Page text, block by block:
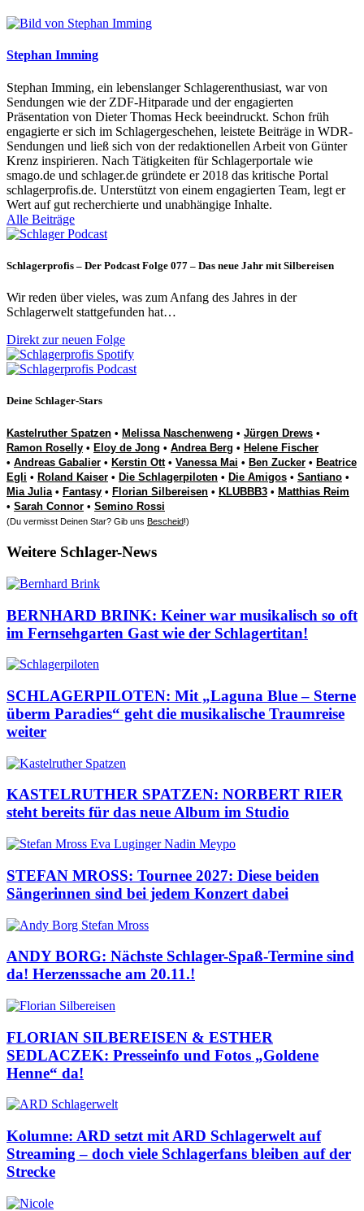
Stephan Imming
Stephan Imming, ein lebenslanger Schlagerenthusiast, war von
Sendungen wie der ZDF-Hitparade und der engagierten
Präsentation von Dieter Thomas Heck beeindruckt. Schon früh
engagierte er sich im Schlagergeschehen, leistete Beiträge in WDR-
Sendungen und ließ sich von der redaktionellen Arbeit von Günter
Krenz inspirieren. Nach Tätigkeiten für Schlagerportale wie
smago.de und schlager.de gründete er 2018 das kritische Portal
schlagerprofis.de. Unterstützt von einem engagierten Team, legt er
Wert auf gut recherchierte und unabhängige Inhalte.
Alle Beiträge
Schlagerprofis – Der Podcast Folge 077 – Das neue Jahr mit Silbereisen
Wir reden über vieles, was zum Anfang des Jahres in der
Schlagerwelt stattgefunden hat…
Direkt zur neuen Folge
Deine Schlager-Stars
Kastelruther Spatzen • Melissa Naschenweng • Jürgen Drews •
Ramon Roselly • Eloy de Jong • Andrea Berg • Helene Fischer
• Andreas Gabalier • Kerstin Ott• Vanessa Mai • Ben Zucker • Beatrice
Egli • Roland Kaiser • Die Schlagerpiloten • Die Amigos • Santiano •
Mia Julia• Fantasy • Florian Silbereisen • KLUBBB3 • Matthias Reim
• Sarah Connor • Semino Rossi
(Du vermisst Deinen Star? Gib uns Bescheid!)
Weitere Schlager-News
BERNHARD BRINK: Keiner war musikalisch so oft
im Fernsehgarten Gast wie der Schlagertitan!
SCHLAGERPILOTEN: Mit „Laguna Blue – Sterne
überm Paradies“ geht die musikalische Traumreise
weiter
KASTELRUTHER SPATZEN: NORBERT RIER
steht bereits für das neue Album im Studio
STEFAN MROSS: Tournee 2027: Diese beiden
Sängerinnen sind bei jedem Konzert dabei
ANDY BORG: Nächste Schlager-Spaß-Termine sind
da! Herzenssache am 20.11.!
FLORIAN SILBEREISEN & ESTHER
SEDLACZEK: Presseinfo und Fotos „Goldene
Henne“ da!
Kolumne: ARD setzt mit ARD Schlagerwelt auf
Streaming – doch viele Schlagerfans bleiben auf der
Strecke